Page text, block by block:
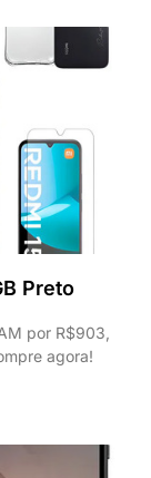
Preto
por R$903,
agora!